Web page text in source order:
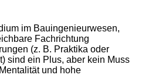
im Bauingenieurwesen,
Fachrichtung
(z. B. Praktika oder
sind ein Plus, aber kein Muss
und hohe